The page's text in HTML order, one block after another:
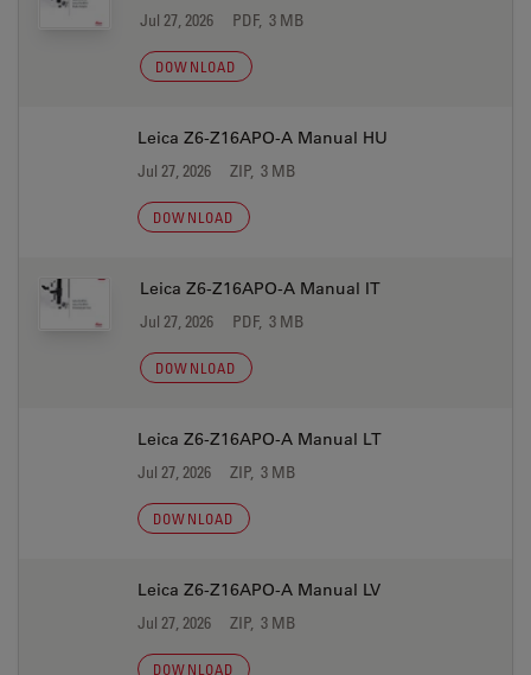
Jul 27, 2026 PDF, 3 MB
DOWNLOAD
Leica Z6-Z16APO-A Manual HU
Jul 27, 2026 ZIP, 3 MB
DOWNLOAD
Leica Z6-Z16APO-A Manual IT
Jul 27, 2026 PDF, 3 MB
DOWNLOAD
Leica Z6-Z16APO-A Manual LT
Jul 27, 2026 ZIP, 3 MB
DOWNLOAD
Leica Z6-Z16APO-A Manual LV
Jul 27, 2026 ZIP, 3 MB
DOWNLOAD